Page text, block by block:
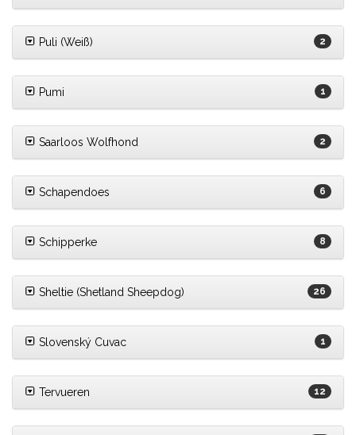
Puli (Weiß) 2
Pumi 1
Saarloos Wolfhond 2
Schapendoes 6
Schipperke 8
Sheltie (Shetland Sheepdog) 26
Slovenský Cuvac 1
Tervueren 12